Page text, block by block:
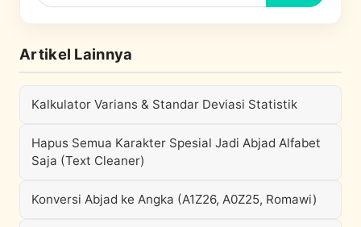
Artikel Lainnya
Kalkulator Varians & Standar Deviasi Statistik
Hapus Semua Karakter Spesial Jadi Abjad Alfabet
Saja (Text Cleaner)
Konversi Abjad ke Angka (A1Z26, A0Z25, Romawi)